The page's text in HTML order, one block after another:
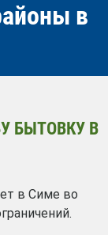
в
БЫТОВКУ В
в Симе во